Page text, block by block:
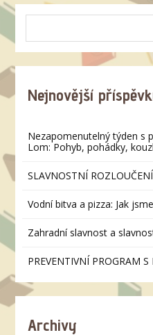
Nejnovější
Nezapomenutelný týden s
Lom: Pohyb, pohádky,
SLAVNOSTNÍ
Vodní bitva a pizza: Jak
Zahradní slavnost a
PREVENTIVNÍ PROGRAM
Archivy